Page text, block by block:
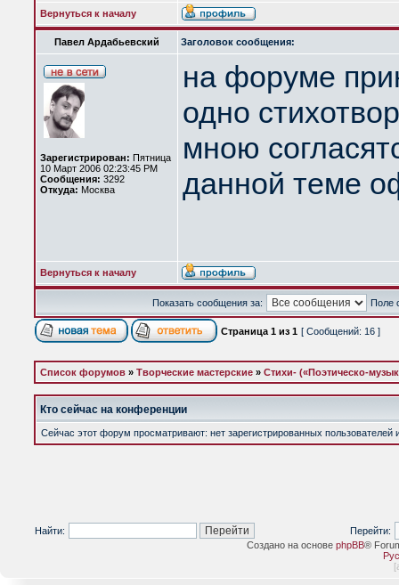
Вернуться к началу
Павел Ардабьевский Заголовок сообщения:
Зарегистрирован: Пятница
10 Март 2006 02:23:45 PM
Сообщения: 3292
Откуда: Москва
на форуме
одно
мною
данной теме
Вернуться к началу
Показать сообщения за: Поле
Страница 1 из 1 [ Сообщений: 16 ]
Список форумов » Творческие мастерские » Стихи- («Поэтическо-
Кто сейчас на конференции
Сейчас этот форум просматривают: нет зарегистрированных пользователей
Найти:
Перейти:
Создано на основе phpBB®
[